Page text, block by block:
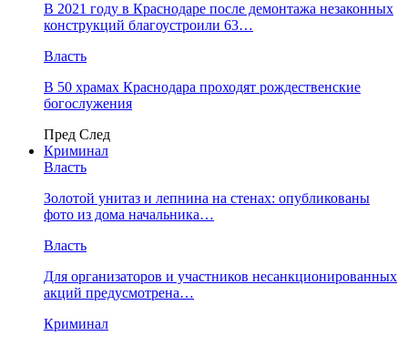
В 2021 году в Краснодаре после демонтажа незаконных
конструкций благоустроили 63…
Власть
В 50 храмах Краснодара проходят рождественские
богослужения
Пред След
Криминал
Власть
​Золотой унитаз и лепнина на стенах: опубликованы
фото из дома начальника…
Власть
Для организаторов и участников несанкционированных
акций предусмотрена…
Криминал